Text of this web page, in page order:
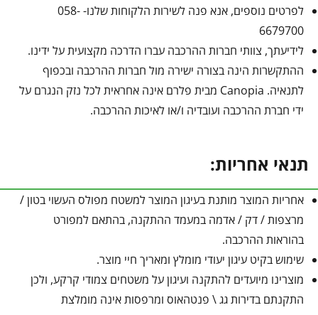
לפרטים נוספים, אנא פנה לשירות הלקוחות שלנו- 058-
6679700
לידיעתך, צוותי חברות ההרכבה עברו הדרכה מקצועית על ידינו.
ההתקשרות הינה בצורה ישירה מול חברות ההרכבה ובכפוף
לתנאיה. Canopia מבית פלרם אינה אחראית לכל נזק הנגרם על
ידי חברת ההרכבה ועובדיה ו/או לאיכות ההרכבה.
תנאי אחריות:
אחריות המוצר מותנת בעיגון המוצר למשטח מפולס העשוי בטון /
מרצפות / דק / אדמה במעמד ההתקנה, בהתאם למפורט
בהוראות ההרכבה.
שימוש בקיט עיגון יעודי מומלץ ומאריך חיי מוצר.
מוצרינו מיועדים להתקנה ועיגון על משטחים צמודי קרקע, ולכן
התקנתם בדירות גג \ פנטהאוס ומרפסות אינה מומלצת